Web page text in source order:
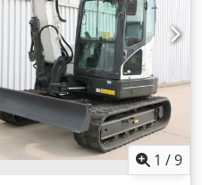
certificación ni registro CE
1 /9